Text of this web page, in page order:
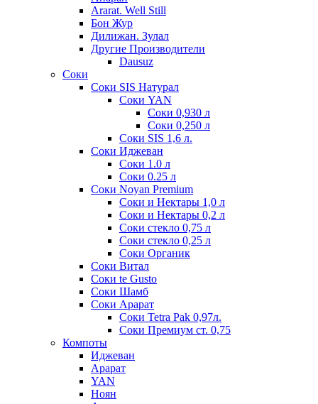
Ararat. Well Still
Бон Жур
Дилижан. Зулал
Другие Производители
Dausuz
Соки
Соки SIS Натурал
Соки YAN
Соки 0,930 л
Соки 0,250 л
Соки SIS 1,6 л.
Соки Иджеван
Соки 1.0 л
Соки 0.25 л
Соки Noyan Premium
Соки и Нектары 1,0 л
Соки и Нектары 0,2 л
Соки стекло 0,75 л
Соки стекло 0,25 л
Соки Органик
Соки Витал
Соки te Gusto
Соки Шамб
Соки Арарат
Соки Tetra Pak 0,97л.
Соки Премиум ст. 0,75
Компоты
Иджеван
Арарат
YAN
Ноян